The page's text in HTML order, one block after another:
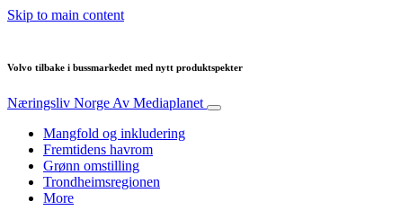
Skip to main content
Volvo tilbake i bussmarkedet med nytt produktspekter
Næringsliv Norge Av Mediaplanet
Mangfold og inkludering
Fremtidens havrom
Grønn omstilling
Trondheimsregionen
More